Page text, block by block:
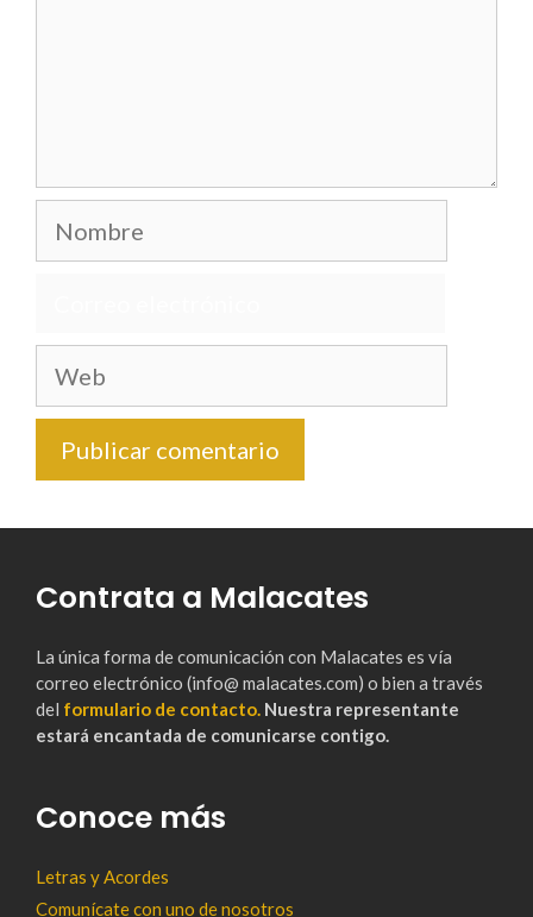
Nombre
Web
Contrata a Malacates
La única forma de comunicación con Malacates es vía
correo electrónico (info@ malacates.com) o bien a través
del formulario de contacto. Nuestra representante
estará encantada de comunicarse contigo.
Conoce más
Letras y Acordes
Comunícate con uno de nosotros